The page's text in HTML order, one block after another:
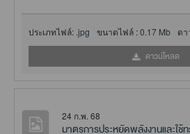
ประเภทไฟล์: .jpg ขนาดไฟล์ :0.17 Mb ด
ดาวน์โหลด
24 ก.พ. 68
มาตรการประหยัดพลังงานและใช้